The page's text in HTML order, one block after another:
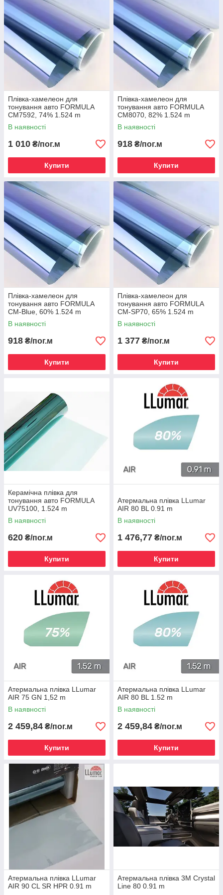
Плівка-хамелеон для
тонування авто FORMULA
CM7592, 74% 1.524 m
В наявності
1 010 ₴/пог.м
Купити
Плівка-хамелеон для
тонування авто FORMULA
CM8070, 82% 1.524 m
В наявності
918 ₴/пог.м
Купити
Плівка-хамелеон для
тонування авто FORMULA
CM-Blue, 60% 1.524 m
В наявності
918 ₴/пог.м
Купити
Плівка-хамелеон для
тонування авто FORMULA
CM-SP70, 65% 1.524 m
В наявності
1 377 ₴/пог.м
Купити
Керамічна плівка для
тонування авто FORMULA
UV75100, 1.524 m
В наявності
620 ₴/пог.м
Купити
Атермальна плівка LLumar
AIR 80 BL 0.91 m
В наявності
1 476,77 ₴/пог.м
Купити
Атермальна плівка LLumar
AIR 75 GN 1,52 m
В наявності
2 459,84 ₴/пог.м
Купити
Атермальна плівка LLumar
AIR 80 BL 1.52 m
В наявності
2 459,84 ₴/пог.м
Купити
Атермальна плівка LLumar
AIR 90 CL SR HPR 0.91 m
Атермальна плівка 3M Crystal
Line 80 0.91 m